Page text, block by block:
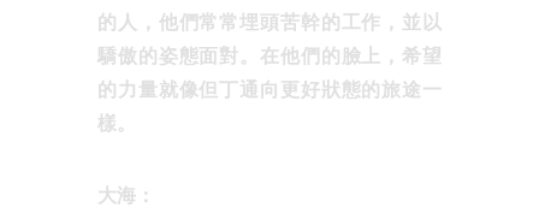
的人，他們常常埋頭苦幹的工作，並以
驕傲的姿態面對。在他們的臉上，希望
的力量就像但丁通向更好狀態的旅途一
樣。
大海：